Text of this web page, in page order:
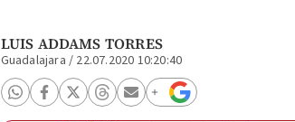
LUIS ADDAMS TORRES
Guadalajara / 22.07.2020 10:20:40